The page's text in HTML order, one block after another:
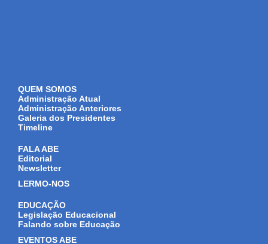
QUEM SOMOS
Administração Atual
Administração Anteriores
Galeria dos Presidentes
Timeline
FALA ABE
Editorial
Newsletter
LERMO-NOS
EDUCAÇÃO
Legislação Educacional
Falando sobre Educação
EVENTOS ABE